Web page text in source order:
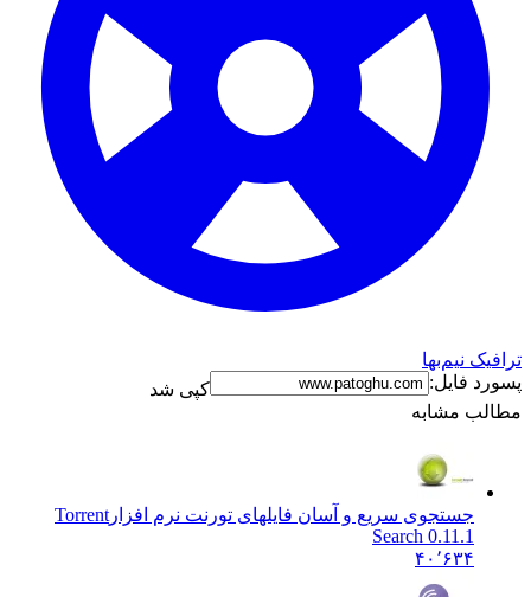
ترافیک نیم‌بها
پسورد فایل:
کپی شد
مطالب مشابه
جستجوی سریع و آسان فایلهای تورنت نرم افزار Torrent
Search 0.11.1
۴۰٬۶۳۴